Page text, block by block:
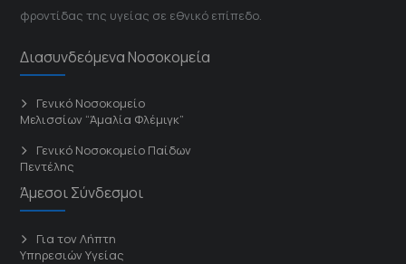
φροντίδας της υγείας σε εθνικό επίπεδο.
Διασυνδεόμενα Νοσοκομεία
Γενικό Νοσοκομείο
Μελισσίων “Άμαλία Φλέμιγκ”
Γενικό Νοσοκομείο Παίδων
Πεντέλης
Άμεσοι Σύνδεσμοι
Για τον Λήπτη
Υπηρεσιών Υγείας